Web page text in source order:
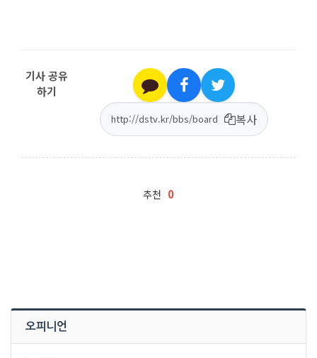
기사 공유
하기
복사
추천 0
오피니언